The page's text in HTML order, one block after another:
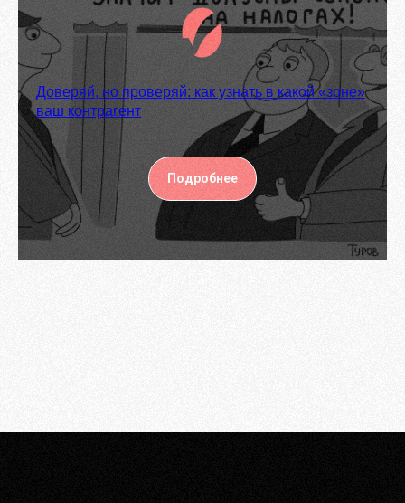
Доверяй, но проверяй: как узнать в какой «зоне»
ваш контрагент
Подробнее